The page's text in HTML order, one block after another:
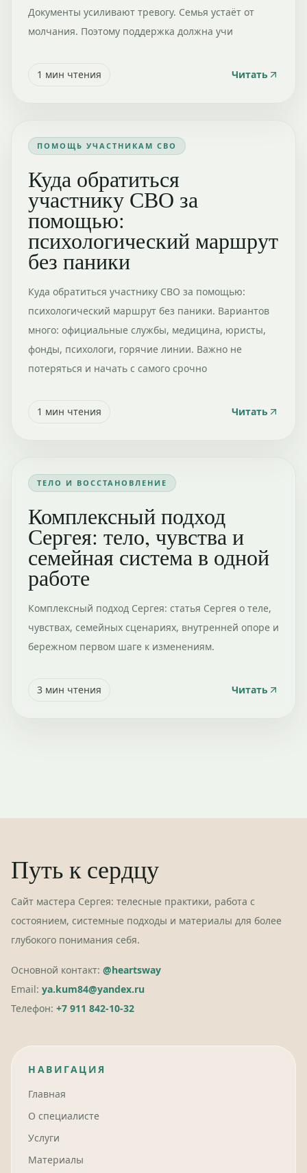
Документы усиливают тревогу. Семья устаёт от
молчания. Поэтому поддержка должна учи
1 мин чтения Читать
ПОМОЩЬ УЧАСТНИКАМ СВО
Куда обратиться
участнику СВО за
помощью:
психологический маршрут
без паники
Куда обратиться участнику СВО за помощью:
психологический маршрут без паники. Вариантов
много: официальные службы, медицина, юристы,
фонды, психологи, горячие линии. Важно не
потеряться и начать с самого срочно
1 мин чтения Читать
ТЕЛО И ВОССТАНОВЛЕНИЕ
Комплексный подход
Сергея: тело, чувства и
семейная система в одной
работе
Комплексный подход Сергея: статья Сергея о теле,
чувствах, семейных сценариях, внутренней опоре и
бережном первом шаге к изменениям.
3 мин чтения Читать
Путь к сердцу
Сайт мастера Сергея: телесные практики, работа с
состоянием, системные подходы и материалы для более
глубокого понимания себя.
Основной контакт: @heartsway
Email: ya.kum84@yandex.ru
Телефон: +7 911 842-10-32
НАВИГАЦИЯ
Главная
О специалисте
Услуги
Материалы